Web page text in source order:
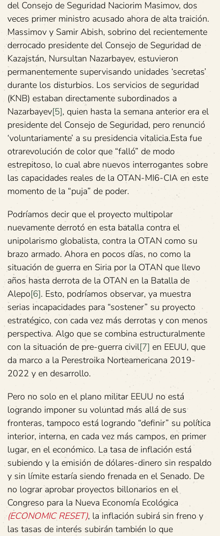
del Consejo de Seguridad Naciorim ‎Masimov, dos
veces primer ministro acusado ahora de alta traición.
Massimov y Samir Abish, sobrino del recientemente
derrocado presidente del Consejo de Seguridad de
Kazajstán, Nursultan Nazarbayev, estuvieron
permanentemente supervisando unidades ‘secretas’
durante los disturbios. Los servicios de seguridad
(KNB) estaban directamente subordinados a
Nazarbayev[5], quien hasta la semana anterior era el
presidente del Consejo de Seguridad, pero renunció
‘voluntariamente’ a su presidencia vitalicia.Esta fue
otrarevolución de color que “falló” de modo
estrepitoso, lo cual abre nuevos interrogantes sobre
las capacidades reales de la OTAN-MI6-CIA en este
momento de la “puja” de poder.
Podríamos decir que el proyecto multipolar
nuevamente derrotó en esta batalla contra el
unipolarismo globalista, contra la OTAN como su
brazo armado. Ahora en pocos días, no como la
situación de guerra en Siria por la OTAN que llevo
años hasta derrota de la OTAN en la Batalla de
Alepo[6]. Esto, podríamos observar, ya muestra
serias incapacidades para “sostener” su proyecto
estratégico, con cada vez más derrotas y con menos
perspectiva. Algo que se combina estructuralmente
con la situación de pre-guerra civil[7] en EEUU, que
da marco a la Perestroika Norteamericana 2019-
2022 y en desarrollo.
Pero no solo en el plano militar EEUU no está
logrando imponer su voluntad más allá de sus
fronteras, tampoco está logrando “definir” su política
interior, interna, en cada vez más campos, en primer
lugar, en el económico. La tasa de inflación está
subiendo y la emisión de dólares-dinero sin respaldo
y sin límite estaría siendo frenada en el Senado. De
no lograr aprobar proyectos billonarios en el
Congreso para la Nueva Economía Ecológica
(ECONOMIC RESET), la inflación subirá sin freno y
las tasas de interés subirán también lo que